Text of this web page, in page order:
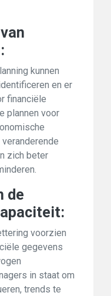
kunnen
en er
financiële
plannen voor
zich beter
de
voorzien
gegevens
in staat om
trends te